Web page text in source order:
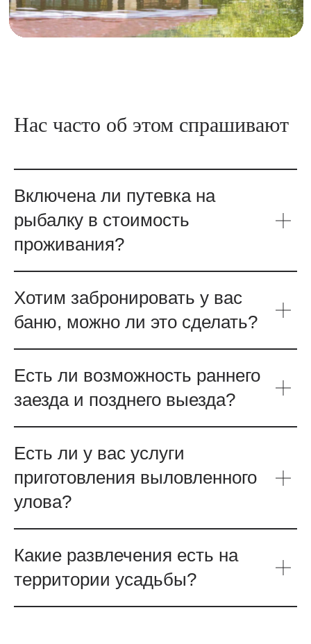
Нас часто об этом спрашивают
Включена ли путевка на
рыбалку в стоимость
проживания?
Хотим забронировать у вас
баню, можно ли это сделать?
Есть ли возможность раннего
заезда и позднего выезда?
Есть ли у вас услуги
приготовления выловленного
улова?
Какие развлечения есть на
территории усадьбы?
Политика конфиденциальности
© 2025 Все права защищены
Обращаем ваше внимание на то, что вся представленная на сайте
и ни при каких условиях не является публичной офертой
Российской Федерации
Парк-отель
Прайс
Новости